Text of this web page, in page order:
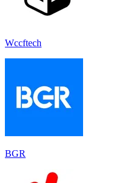
Wccftech
BGR